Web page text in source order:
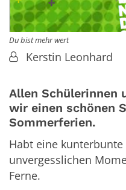
Du bist mehr wert
Von:Kerstin Leonhard
Allen Schülerinnen
wir einen schönen
Sommerferien.
Habt eine
unvergesslichen
Ferne.